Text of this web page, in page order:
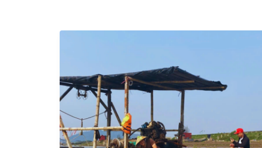
lựa chọn
lý tưởng.
Nằm ở
huyện
Tĩnh Gia,